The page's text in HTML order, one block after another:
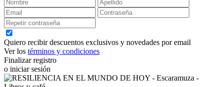
Quiero recibir descuentos exclusivos y novedades por email
Ver los términos y condiciones
Finalizar registro
o iniciar sesión